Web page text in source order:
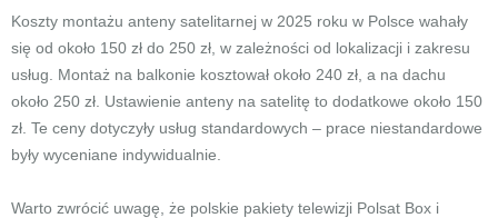
Koszty montażu anteny satelitarnej w 2025 roku w Polsce wahały
się od około 150 zł do 250 zł, w zależności od lokalizacji i zakresu
usług. Montaż na balkonie kosztował około 240 zł, a na dachu
około 250 zł. Ustawienie anteny na satelitę to dodatkowe około 150
zł. Te ceny dotyczyły usług standardowych – prace niestandardowe
były wyceniane indywidualnie.
Warto zwrócić uwagę, że polskie pakiety telewizji Polsat Box i